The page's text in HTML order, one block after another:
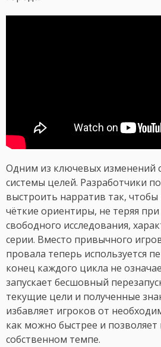
Одним из ключевых изменений
системы целей. Разработчики
выстроить нарратив так, чтобы
чёткие ориентиры, не теряя при
свободного исследования,
серии. Вместо привычного
провала теперь используется
конец каждого цикла не
запускает бесшовный
текущие цели и полученные
избавляет игроков от
как можно быстрее и позволяет
собственном темпе.